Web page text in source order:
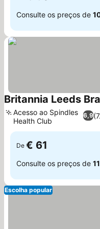
Consulte os preços de
Britannia Leeds
6,9
Acesso ao Spindles
Health Club
De € 61
Consulte os preços de
Escolha popular